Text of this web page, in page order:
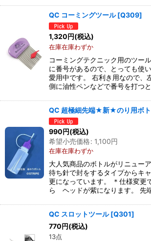
QC コーミングツール [Q309]
1,320円(税込)
在庫在庫わずか
コーミングテクニック用のツー
に番号があるので、とっても使
愛用中です。 右利き用なので、
側に油性ペンなどで番号を打つと
QC 超極細先端★新★のり用ボ
990円(税込)
希望小売価格: 1,100円
在庫在庫わずか
大人気商品のボトルがリニュー
待ち針で封をするタイプからキ
更になっています。 ＊仕様変更
ら ヘッドが紫になります。 先
QC スロットツール [Q301]
770円(税込)
13点